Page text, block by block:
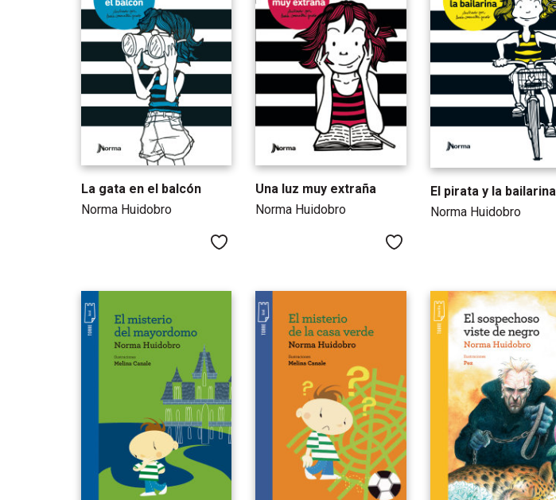
La gata en el balcón
Norma Huidobro
Una luz muy extraña
Norma Huidobro
Me gusta
El pirata y la bailarina
Norma Huidobro